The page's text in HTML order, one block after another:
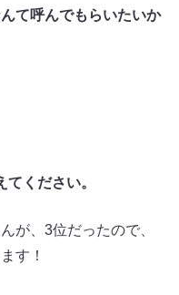
て呼んでもらいたいか
ください。
が、3位だったので、
す！